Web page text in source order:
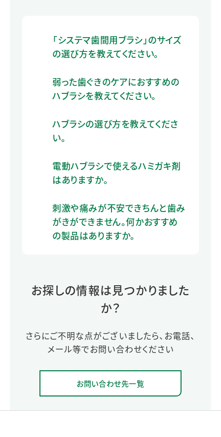
「システマ歯間用ブラシ」のサイズ
の選び方を教えてください。
弱った歯ぐきのケアにおすすめの
ハブラシを教えてください。
ハブラシの選び方を教えてくださ
い。
電動ハブラシで使えるハミガキ剤
はありますか。
刺激や痛みが不安できちんと歯み
がきができません。何かおすすめ
の製品はありますか。
お探しの情報は見つかりました
か？
さらにご不明な点がございましたら、お電話、
メール等でお問い合わせください
お問い合わせ先一覧